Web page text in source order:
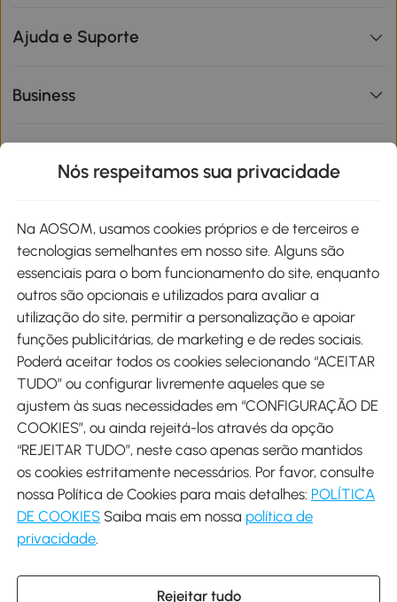
Ajuda e Suporte
Business
Métodos de pagamento
Envio
Descarregar Aosom App
Google Play
Nós respeitamos sua privacidade
Na AOSOM, usamos cookies próprios e de terceiros e
tecnologias semelhantes em nosso site. Alguns são
essenciais para o bom funcionamento do site, enquanto
outros são opcionais e utilizados para avaliar a
utilização do site, permitir a personalização e apoiar
funções publicitárias, de marketing e de redes sociais.
Poderá aceitar todos os cookies selecionando “ACEITAR
TUDO” ou configurar livremente aqueles que se
ajustem às suas necessidades em “CONFIGURAÇÃO DE
COOKIES”, ou ainda rejeitá-los através da opção
“REJEITAR TUDO”, neste caso apenas serão mantidos
os cookies estritamente necessários. Por favor, consulte
nossa Política de Cookies para mais detalhes: POLÍTICA
DE COOKIES Saiba mais em nossa política de
privacidade
Rejeitar tudo